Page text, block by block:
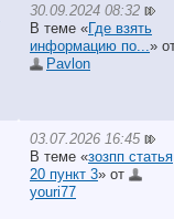
30.09.2024 08:32
В теме «Где взять
информацию по... »
Pavlon
03.07.2026 16:45
В теме «зозпп статья
20 пункт 3» от
youri77